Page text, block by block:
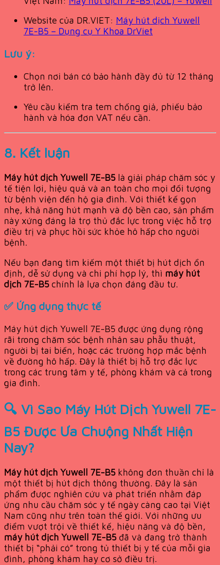
Website của DR.VIET: Máy hút dịch Yuwell
7E-B5 – Dụng cụ Y Khoa DrViet
Lưu ý:
Chọn nơi bán có bảo hành đầy đủ từ 12 tháng
trở lên.
Yêu cầu kiểm tra tem chống giả, phiếu bảo
hành và hóa đơn VAT nếu cần.
8. Kết luận
Máy hút dịch Yuwell 7E-B5 là giải pháp chăm sóc y
tế tiện lợi, hiệu quả và an toàn cho mọi đối tượng
từ bệnh viện đến hộ gia đình. Với thiết kế gọn
nhẹ, khả năng hút mạnh và độ bền cao, sản phẩm
này xứng đáng là trợ thủ đắc lực trong việc hỗ trợ
điều trị và phục hồi sức khỏe hô hấp cho người
bệnh.
Nếu bạn đang tìm kiếm một thiết bị hút dịch ổn
định, dễ sử dụng và chi phí hợp lý, thì máy hút
dịch 7E-B5 chính là lựa chọn đáng đầu tư.
✅ Ứng dụng thực tế
Máy hút dịch Yuwell 7E-B5 được ứng dụng rộng
rãi trong chăm sóc bệnh nhân sau phẫu thuật,
người bị tai biến, hoặc các trường hợp mắc bệnh
về đường hô hấp. Đây là thiết bị hỗ trợ đắc lực
trong các trung tâm y tế, phòng khám và cả trong
gia đình.
🔍 Vì Sao Máy Hút Dịch Yuwell 7E-
B5 Được Ưa Chuộng Nhất Hiện
Nay?
Máy hút dịch Yuwell 7E-B5 không đơn thuần chỉ là
một thiết bị hút dịch thông thường. Đây là sản
phẩm được nghiên cứu và phát triển nhằm đáp
ứng nhu cầu chăm sóc y tế ngày càng cao tại Việt
Nam cũng như trên toàn thế giới. Với những ưu
điểm vượt trội về thiết kế, hiệu năng và độ bền,
máy hút dịch Yuwell 7E-B5 đã và đang trở thành
thiết bị “phải có” trong tủ thiết bị y tế của mỗi gia
đình, phòng khám hay cơ sở điều trị.